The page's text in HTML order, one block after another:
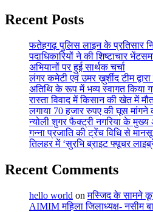
Recent Posts
फतेहगढ़ पुलिस लाइन के प्रतिसार
पदाधिकारियों ने की शिष्टाचार
अभियानों पर हुई सार्थक चर्चा
लंगर कमेटी एवं उमर ख़ुर्शीद टीम
अतिथि के रूप में भव्य स्वागत किया
रास्ता विवाद में किसान की खेत में
लगाया 70 हजार रुपए की घूस मांगने
न्योली शुगर फैक्ट्री नगरिया के मुख्य
गन्ना प्रजाति की ट्रेंच विधि से
तिलहर में ‘सुरभि ब्राइट फ्यूचर
Recent Comments
hello world onमस्जिद के सामने
AIMIM महिला जिलाध्यक्ष- नसीम